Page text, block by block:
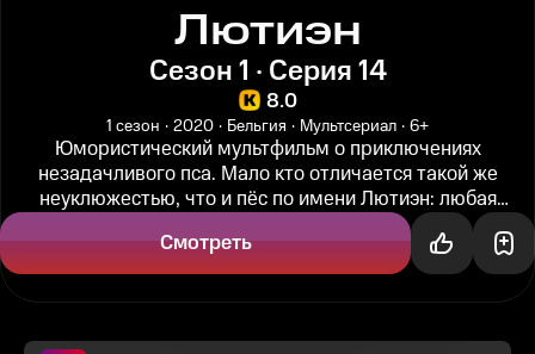
Лютиэн
Сезон 1 · Серия 14
8.0
1 сезон 2020 Бельгия Мультсериал 6+
Юмористический мультфильм о приключениях
незадачливого пса. Мало кто отличается такой же
неуклюжестью, что и пёс по имени Лютиэн: любая
бытовая ситуация вызывает у него...
Смотреть